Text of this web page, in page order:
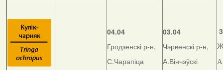
04.04
Гродзенскі р-н,
С.Чарапіца
03.04
Чэрвенскі р-н,
А.Вінчэўскі